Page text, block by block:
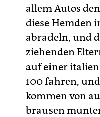
allem Autos
diese Hemden
abradeln, und
ziehenden
auf einer
100 fahren,
kommen von
brausen